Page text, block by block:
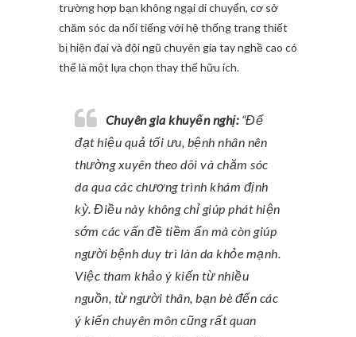
trường hợp bạn không ngại di chuyển, cơ sở
chăm sóc da nổi tiếng với hệ thống trang thiết
bị hiện đại và đội ngũ chuyên gia tay nghề cao có
thể là một lựa chọn thay thế hữu ích.
Chuyên gia khuyến nghị:“Để
đạt hiệu quả tối ưu, bệnh nhân nên
thường xuyên theo dõi và chăm sóc
da qua các chương trình khám định
kỳ. Điều này không chỉ giúp phát hiện
sớm các vấn đề tiềm ẩn mà còn giúp
người bệnh duy trì làn da khỏe mạnh.
Việc tham khảo ý kiến từ nhiều
nguồn, từ người thân, bạn bè đến các
ý kiến chuyên môn cũng rất quan